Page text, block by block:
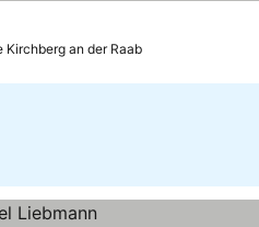
Kirchberg an der Raab